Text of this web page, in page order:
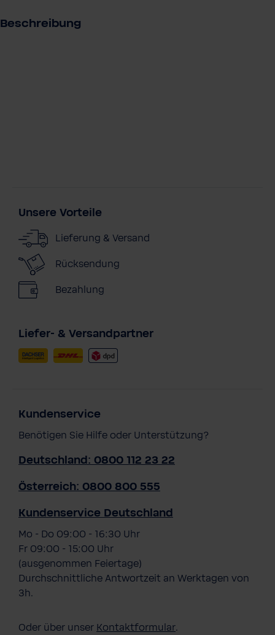
Beschreibung
Unsere Vorteile
Lieferung & Versand
Rücksendung
Bezahlung
Liefer- & Versandpartner
Kundenservice
Benötigen Sie Hilfe oder Unterstützung?
Deutschland: 0800 112 23 22
Österreich: 0800 800 555
Kundenservice Deutschland
Mo - Do 09:00 - 16:30 Uhr
Fr 09:00 - 15:00 Uhr
(ausgenommen Feiertage)
Durchschnittliche Antwortzeit an Werktagen von
3h.
Oder über unser Kontaktformular.